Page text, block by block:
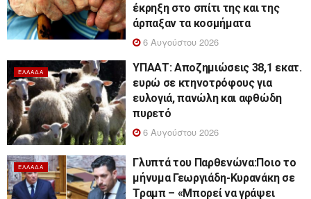
έκρηξη στο σπίτι της και της
άρπαξαν τα κοσμήματα
6 Αυγούστου 2026
ΕΛΛΆΔΑ
ΥΠΑΑΤ: Αποζημιώσεις 38,1 εκατ.
ευρώ σε κτηνοτρόφους για
ευλογιά, πανώλη και αφθώδη
πυρετό
6 Αυγούστου 2026
ΕΛΛΆΔΑ
Γλυπτά του Παρθενώνα:Ποιο το
μήνυμα Γεωργιάδη-Κυρανάκη σε
Τραμπ – «Μπορεί να γράψει